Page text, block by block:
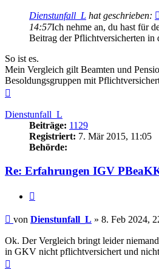
Dienstunfall_L hat geschrieben:
14:57Ich nehme an, du hast für
Beitrag der Pflichtversicherten
So ist es.
Mein Vergleich gilt Beamten und
Besoldungsgruppen mit
Dienstunfall_L
Beiträge: 1129
Registriert: 7. Mär 2015, 11:05
Behörde:
Re: Erfahrungen IGV
Beitrag
von Dienstunfall_L » 8. Feb 2024,
Ok. Der Vergleich bringt leider
in GKV nicht pflichtversichert und